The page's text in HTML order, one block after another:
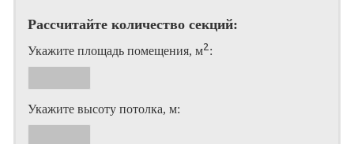
Рассчитайте количество секций:
Укажите площадь помещения, м2 :
Укажите высоту потолка, м: